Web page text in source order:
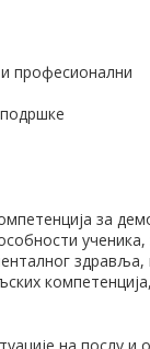
професионални
за
здравља,